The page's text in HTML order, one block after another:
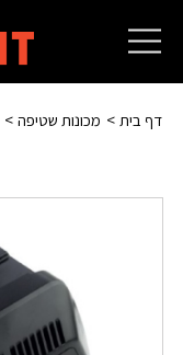
Toggle
navigation
דף בית מכונות שטיפה